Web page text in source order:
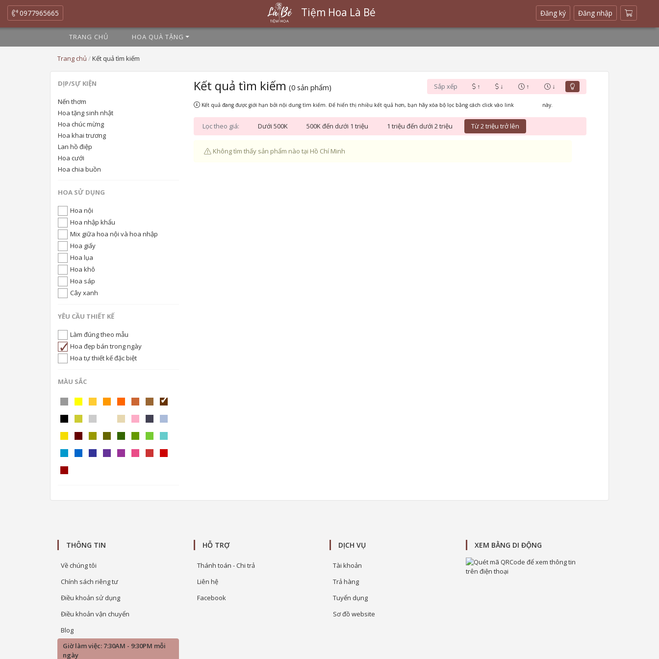
0977965665 Tiệm Hoa Là Bé Đăng ký(current)
Đăng nhập
TRANG CHỦ HOA QUÀ TẶNG
Trang chủ /Kết quả tìm kiếm
DỊP/SỰ KIỆN
Nến thơm
Hoa tặng sinh nhật
Hoa chúc mừng
Hoa khai trương
Lan hồ điệp
Hoa cưới
Hoa chia buồn
HOA SỬ DỤNG
Hoa nội
Hoa nhập khẩu
Mix giữa hoa nội và hoa nhập
Hoa giấy
Hoa lụa
Hoa khô
Hoa sáp
Cây xanh
YÊU CẦU THIẾT KẾ
Làm đúng theo mẫu
Hoa đẹp bán trong ngày
Hoa tự thiết kế đặc biệt
MÀU SẮC
Sắp xếp ↑ ↓ ↑ ↓
Kết quả tìm kiếm (0 sản phẩm)
Kết quả đang được giới hạn bởi nội dung tìm kiếm. Để hiển thị nhiều kết quả hơn, bạn hãy xóa bộ lọc bằng cách click vào link này.
Lọc theo giá: Dưới 500K 500K đến dưới 1 triệu 1 triệu đến dưới 2 triệu Từ 2 triệu trở lên
Không tìm thấy sản phẩm nào tại Hồ Chí Minh
THÔNG TIN
Về chúng tôi
Chính sách riêng tư
Điều khoản sử dụng
Điều khoản vận chuyển
Blog
Giờ làm việc: 7:30AM - 9:30PM mỗi
ngày
HỖ TRỢ
Thánh toán - Chi trả
Liên hệ
Facebook
DỊCH VỤ
Tài khoản
Trả hàng
Tuyển dụng
Sơ đồ website
XEM BẰNG DI ĐỘNG